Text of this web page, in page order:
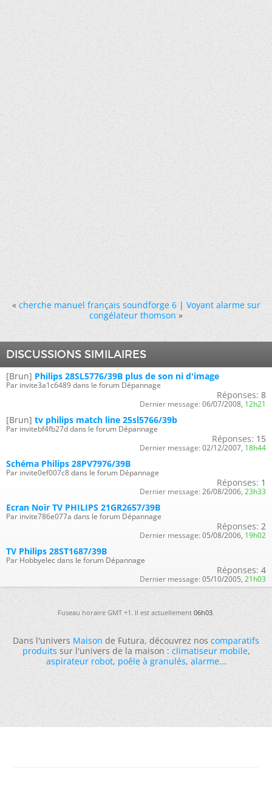
« cherche manuel français soundforge 6|Voyant alarme sur
congélateur thomson »
DISCUSSIONS SIMILAIRES
[Brun] Philips 28SL5776/39B plus de son ni d'image
Par invite3a1c6489 dans le forum Dépannage
Réponses: 8
Dernier message: 06/07/2008, 12h21
[Brun] tv philips match line 25sl5766/39b
Par invitebf4fb27d dans le forum Dépannage
Réponses: 15
Dernier message: 02/12/2007, 18h44
Schéma Philips 28PV7976/39B
Par invite0ef007c8 dans le forum Dépannage
Réponses: 1
Dernier message: 26/08/2006, 23h33
Ecran Noir TV PHILIPS 21GR2657/39B
Par invite786e077a dans le forum Dépannage
Réponses: 2
Dernier message: 05/08/2006, 19h02
TV Philips 28ST1687/39B
Par Hobbyelec dans le forum Dépannage
Réponses: 4
Dernier message: 05/10/2005, 21h03
Fuseau horaire GMT +1. Il est actuellement06h03.
Dans l'universMaisonde Futura, découvrez noscomparatifs
produitssur l'univers de la maison :climatiseur mobile,
aspirateur robot,poêle à granulés,alarme...